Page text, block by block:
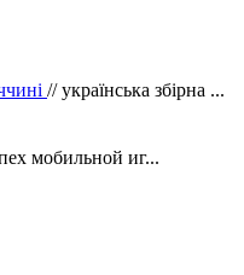
// українська збірна ...
мобильной иг...